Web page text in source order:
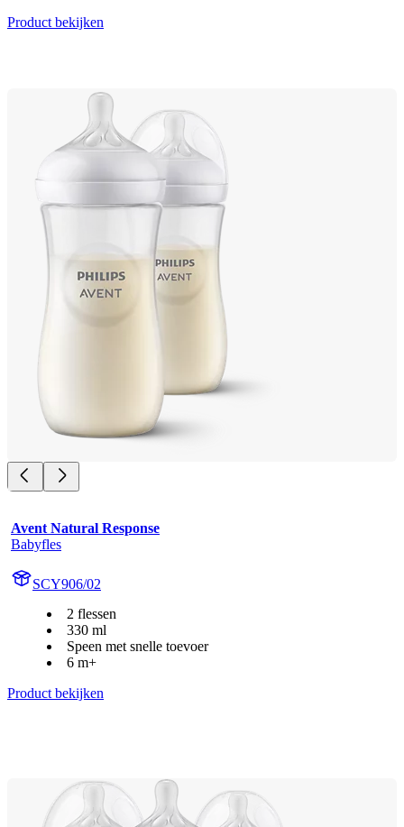
Product bekijken
Avent Natural Response
Babyfles
SCY906/02
2 flessen
330 ml
Speen met snelle toevoer
6 m+
Product bekijken